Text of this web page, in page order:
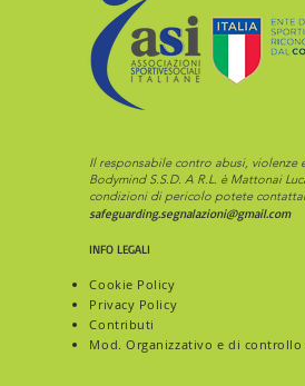
Il responsabile contro abusi, violenze
Bodymind S.S.D. A R.L. è Mattonai
condizioni di pericolo potete
safeguarding.segnalazioni@gmail.com
INFO LEGALI
Cookie Policy
Privacy Policy
Contributi
Mod. Organizzativo e di